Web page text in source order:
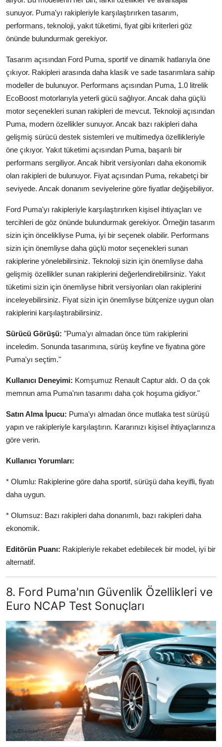
sunuyor. Puma'yı rakipleriyle karşılaştırırken tasarım,
performans, teknoloji, yakıt tüketimi, fiyat gibi kriterleri göz
önünde bulundurmak gerekiyor.
Tasarım açısından Ford Puma, sportif ve dinamik hatlarıyla öne
çıkıyor. Rakipleri arasında daha klasik ve sade tasarımlara sahip
modeller de bulunuyor. Performans açısından Puma, 1.0 litrelik
EcoBoost motorlarıyla yeterli gücü sağlıyor. Ancak daha güçlü
motor seçenekleri sunan rakipleri de mevcut. Teknoloji açısından
Puma, modern özellikler sunuyor. Ancak bazı rakipleri daha
gelişmiş sürücü destek sistemleri ve multimedya özellikleriyle
öne çıkıyor. Yakıt tüketimi açısından Puma, başarılı bir
performans sergiliyor. Ancak hibrit versiyonları daha ekonomik
olan rakipleri de bulunuyor. Fiyat açısından Puma, rekabetçi bir
seviyede. Ancak donanım seviyelerine göre fiyatlar değişebiliyor.
Ford Puma'yı rakipleriyle karşılaştırırken kişisel ihtiyaçları ve
tercihleri de göz önünde bulundurmak gerekiyor. Örneğin tasarım
sizin için öncelikliyse Puma, iyi bir seçenek olabilir. Performans
sizin için önemliyse daha güçlü motor seçenekleri sunan
rakiplerine yönelebilirsiniz. Teknoloji sizin için önemliyse daha
gelişmiş özellikler sunan rakiplerini değerlendirebilirsiniz. Yakıt
tüketimi sizin için önemliyse hibrit versiyonları olan rakiplerini
inceleyebilirsiniz. Fiyat sizin için önemliyse bütçenize uygun olan
rakiplerini karşılaştırabilirsiniz.
Sürücü Görüşü: "Puma'yı almadan önce tüm rakiplerini
inceledim. Sonunda tasarımına, sürüş keyfine ve fiyatına göre
Puma'yı seçtim."
Kullanıcı Deneyimi: Komşumuz Renault Captur aldı. O da çok
memnun ama Puma'nın tasarımı daha çok hoşuma gidiyor."
Satın Alma İpucu: Puma'yı almadan önce mutlaka test sürüşü
yapın ve rakipleriyle karşılaştırın. Kararınızı kişisel ihtiyaçlarınıza
göre verin.
Kullanıcı Yorumları:
* Olumlu: Rakiplerine göre daha sportif, sürüşü daha keyifli, fiyatı
daha uygun.
* Olumsuz: Bazı rakipleri daha donanımlı, bazı rakipleri daha
ekonomik.
Editörün Puanı: Rakipleriyle rekabet edebilecek bir model, iyi bir
alternatif.
8. Ford Puma'nın Güvenlik Özellikleri ve
Euro NCAP Test Sonuçları